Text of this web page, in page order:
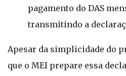
pagamento do DAS
transmitindo a
Apesar da simplicidade do
que o MEI prepare essa